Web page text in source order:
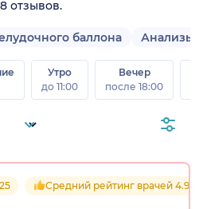
отзывов.
баллона Анализы
Утро
до 11:00
Вечер
после 18:00
Средний рейтинг врачей 4.9